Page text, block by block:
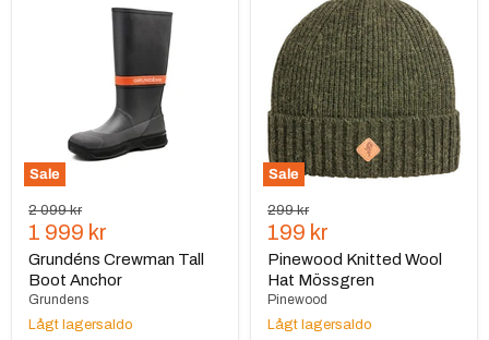
Sale
Ursprungspris
2 099 kr
Nuvarande
pris
1 999 kr
Grundéns Crewman Tall
Boot Anchor
Grundens
Lågt lagersaldo
Sale
Knitted
Wool
Hat
Mössgren
Ursprungspris
299 kr
Nuvarande
pris
199 kr
Pinewood Knitted Wool
Hat Mössgren
Pinewood
Lågt lagersaldo